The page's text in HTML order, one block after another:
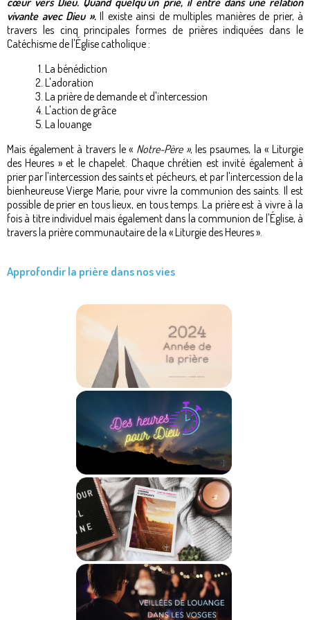
vivante avec Dieu ». Il existe ainsi de multiples manières de prier, à
travers les cinq principales formes de prières indiquées dans le
Catéchisme de l'Église catholique :
La bénédiction
L'adoration
La prière de demande et d'intercession
L'action de grâce
La louange
Mais également à travers le « Notre-Père », les psaumes, la « Liturgie
des Heures » et le chapelet. Chaque chrétien est invité également à
prier par l'intercession des saints et pécheurs, et par l'intercession de la
bienheureuse Vierge Marie, pour vivre la communion des saints. Il est
possible de prier en tous lieux, en tous temps. La prière est à vivre à la
fois à titre individuel mais également dans la communion de l'Église, à
travers la prière communautaire de la « Liturgie des Heures ».
Approfondir la prière dans nos vies